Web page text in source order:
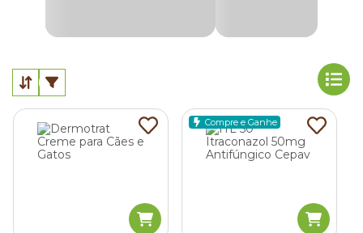
inflamações, vermelhidão, coceiras e outros sintomas
Ela pode ser causada por diversos fatores, como uma
picada de pulga, por exemplo, e também tem vários
tratamentos, sendo o remédio para dermatite de gato, o
mais eficiente deles.
Quando um gatinho está com dermatite, ele costuma
Compre e Ganhe